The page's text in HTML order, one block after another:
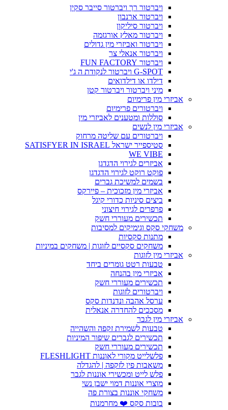
ויברטור רך ויברטור סייבר סקין
ויברטור ארנבון
ויברטור סיליקון
ויברטור מאלץ אורגזמה
ויברטור ואביזרי מין גדולים
ויברטור אנאלי צר
ויברטור FUN FACTORY
G-SPOT ויברטור לנקודת ה ג'י
דילדו או דילדואים
מיני ויברטור ויברטור קטן
אביזרי מין פרימיום
ויברטורים פרימיום
סוללות ומטענים לאביזרי מין
אביזרי מין לנשים
ויברטורים עם שליטה מרחוק
סטיספייר ישראל SATISFYER IN ISRAEL
WE VIBE
אביזרים לגירוי הדגדגן
פוקט רוקט לגירוי הדגדגן
בשמים למשיכת גברים
אביזרי מין מזכוכית – פיירקס
ביצים סיניות כדורי קיגל
פרפרים לגירוי חיצוני
תכשירים מעוררי חשק
משחקי סקס וגימיקים למסיבות
מתנות סקסיות
משחקים סקסיים לזוגות | משחקים במיניות
אביזרי מין לזוגות
טבעות רטט גומרים ביחד
אביזרי מין בהנחה
תכשירים מעוררי חשק
ויברטורים לזוגות
ערסל אהבה ונדנדות סקס
מסככים להחדרה אנאלית
אביזרי מין לגבר
טבעות לשמירת זקפה והשהייה
תכשירים לגברים שיפור המיניות
תכשירים מעוררי חשק
פלשלייט מקורי לאוננות FLESHLIGHT
משאבות פין לזקפה | להגדלה
פלש לייט ומכשירי אוננות לגבר
מוצרי אוננות דמוי ישבן נשי
משחקי אוננות בצורת פה
בובות סקס ❤️ מחרמנות